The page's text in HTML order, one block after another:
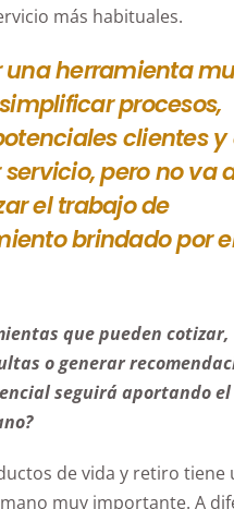
más habituales.
una herramienta
procesos,
clientes y
pero no va
el trabajo de
brindado por
que pueden cotizar,
o generar
seguirá aportando el
de vida y retiro tiene
muy importante. A